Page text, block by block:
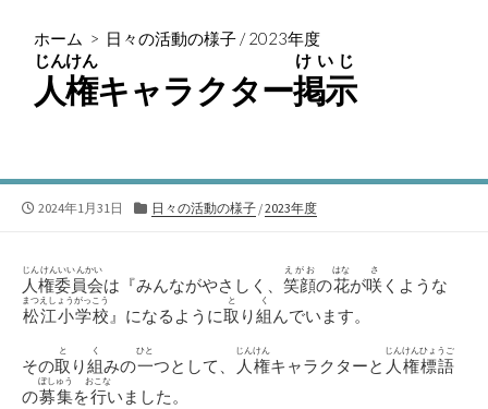
ホーム > 日々の活動の様子 /2023年度
人権
じんけん
キャラクター掲示
けいじ
公
2024年1月31日
カ
ー
日々の活動の様子/2023年度
人権委員会
じんけんいいんかい
は『みんながやさしく、 笑顔
えがお
の花
はな
が咲
さ
くような
松江小学校
まつえしょうがっこう
』になるように取
と
り組
く
んでいます。
その取
と
り組
く
みの一
ひと
つとして、 人権
じんけん
キャラクターと 人権標語
じんけんひょうご
の募集
ぼしゅう
を行
おこな
いました。